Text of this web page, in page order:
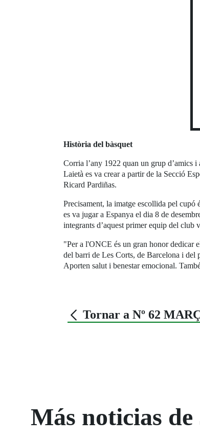
Història del bàsquet
Corria l’any 1922 quan un grup d’amics
Laietà es va crear a partir de la Secció
Ricard Pardiñas.
Precisament, la imatge escollida pel cupó
es va jugar a Espanya el dia 8 de
integrants d’aquest primer equip del club
"Per a l'ONCE és un gran honor dedicar
del barri de Les Corts, de Barcelona i
Aporten salut i benestar emocional.
Tornar a Nº 62
Más noticias de